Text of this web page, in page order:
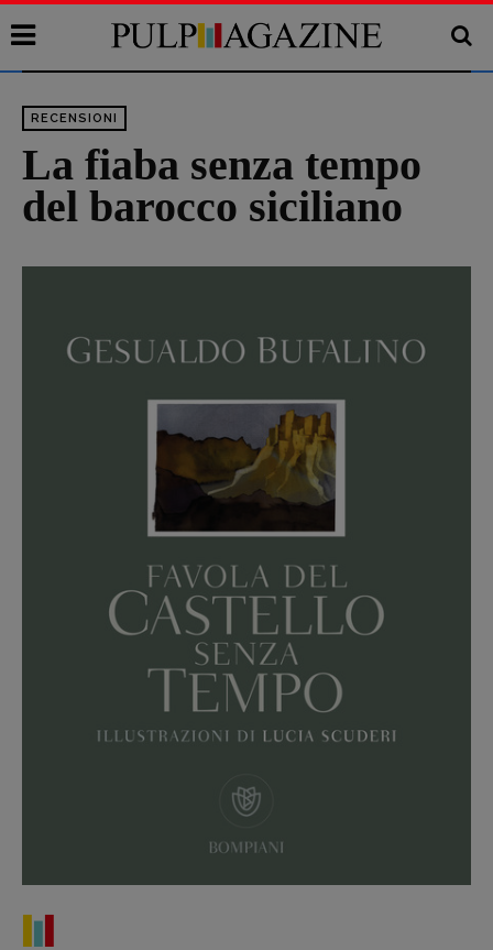
RECENSIONI
La fiaba senza tempo
del barocco siciliano